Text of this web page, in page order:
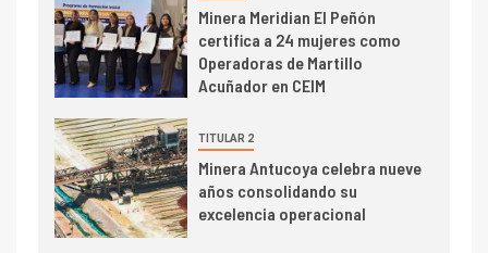
2
I+D
Producción minera en mayo de
2026 cae 10,6%
3 I+D
PIB minero impacta el
crecimiento regional: Banco
Central reporta resultados
Minera Meridian El Peñón
certifica a 24 mujeres como
Operadoras de Martillo
Acuñador en CEIM
TITULAR 2
Minera Antucoya celebra nueve
años consolidando su
excelencia operacional